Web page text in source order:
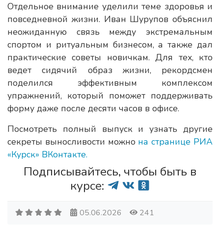
Отдельное внимание уделили теме здоровья и
повседневной жизни. Иван Шурупов объяснил
неожиданную связь между экстремальным
спортом и ритуальным бизнесом, а также дал
практические советы новичкам. Для тех, кто
ведет сидячий образ жизни, рекордсмен
поделился эффективным комплексом
упражнений, который поможет поддерживать
форму даже после десяти часов в офисе.
Посмотреть полный выпуск и узнать другие
секреты выносливости можно на странице РИА
«Курск» ВКонтакте.
Подписывайтесь, чтобы быть в
курсе:
05.06.2026 241